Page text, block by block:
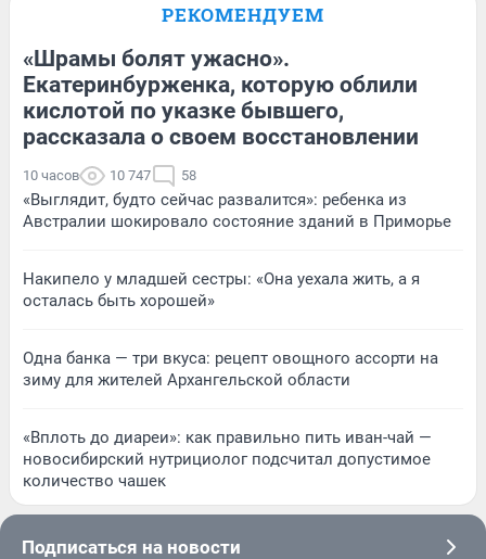
РЕКОМЕНДУЕМ
«Шрамы болят ужасно».
Екатеринбурженка, которую облили
кислотой по указке бывшего,
рассказала о своем восстановлении
10 часов 10 747 58
«Выглядит, будто сейчас развалится»: ребенка из
Австралии шокировало состояние зданий в Приморье
Накипело у младшей сестры: «Она уехала жить, а я
осталась быть хорошей»
Одна банка — три вкуса: рецепт овощного ассорти на
зиму для жителей Архангельской области
«Вплоть до диареи»: как правильно пить иван-чай —
новосибирский нутрициолог подсчитал допустимое
количество чашек
Подписаться на новости